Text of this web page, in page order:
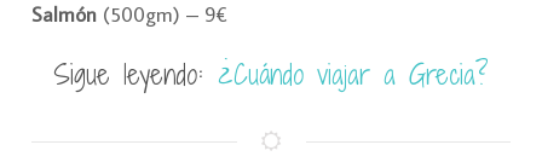
Salmón (500gm) – 9€
Sigue leyendo: ¿Cuándo viajar a Grecia?